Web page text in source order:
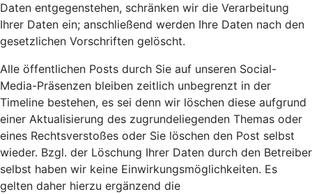
Daten entgegenstehen, schränken wir die Verarbeitung
Ihrer Daten ein; anschließend werden Ihre Daten nach den
gesetzlichen Vorschriften gelöscht.
Alle öffentlichen Posts durch Sie auf unseren Social-
Media-Präsenzen bleiben zeitlich unbegrenzt in der
Timeline bestehen, es sei denn wir löschen diese aufgrund
einer Aktualisierung des zugrundeliegenden Themas oder
eines Rechtsverstoßes oder Sie löschen den Post selbst
wieder. Bzgl. der Löschung Ihrer Daten durch den Betreiber
selbst haben wir keine Einwirkungsmöglichkeiten. Es
gelten daher hierzu ergänzend die